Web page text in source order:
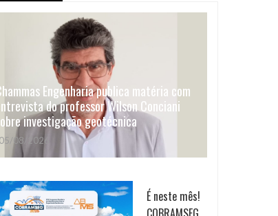
Engenharia publica matéria com
do professor Wilson Conciani
investigação geotécnica
05/08/2026
É neste mês!